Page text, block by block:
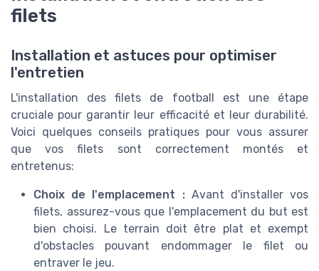
filets
Installation et astuces pour optimiser
l'entretien
L'installation des filets de football est une étape
cruciale pour garantir leur efficacité et leur durabilité.
Voici quelques conseils pratiques pour vous assurer
que vos filets sont correctement montés et
entretenus:
Choix de l'emplacement :Avant d'installer vos
filets, assurez-vous que l'emplacement du but est
bien choisi. Le terrain doit être plat et exempt
d'obstacles pouvant endommager le filet ou
entraver le jeu.